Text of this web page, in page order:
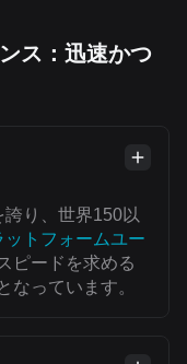
ス：迅速かつ
り、世界150以
トフォームユー
ピードを求める
なっています。